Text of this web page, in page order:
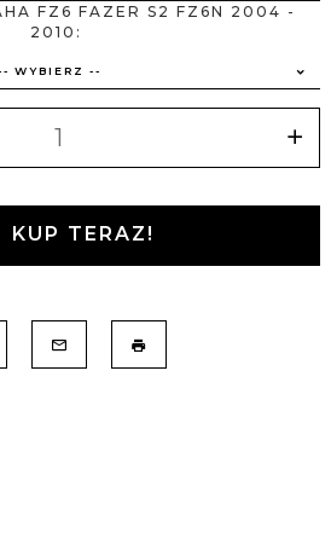
FZ6 FAZER S2 FZ6N 2004 -
2010:
WYBIERZ --
KUP TERAZ!